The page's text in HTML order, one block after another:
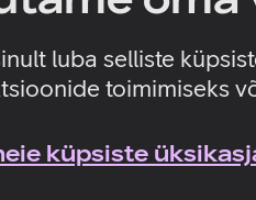
luba selliste
toimimiseks
küpsiste